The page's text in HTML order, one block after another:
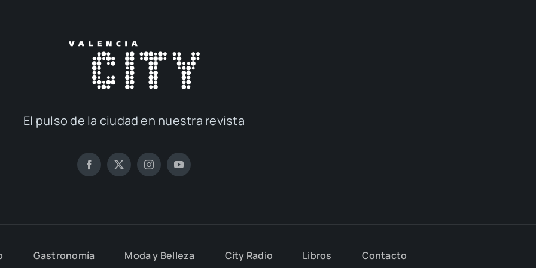
El pul­so de la ciu­dad en nues­tra revis­ta
Gas­tro­no­mía Moda y Belle­za City Radio Libros Con­tac­to